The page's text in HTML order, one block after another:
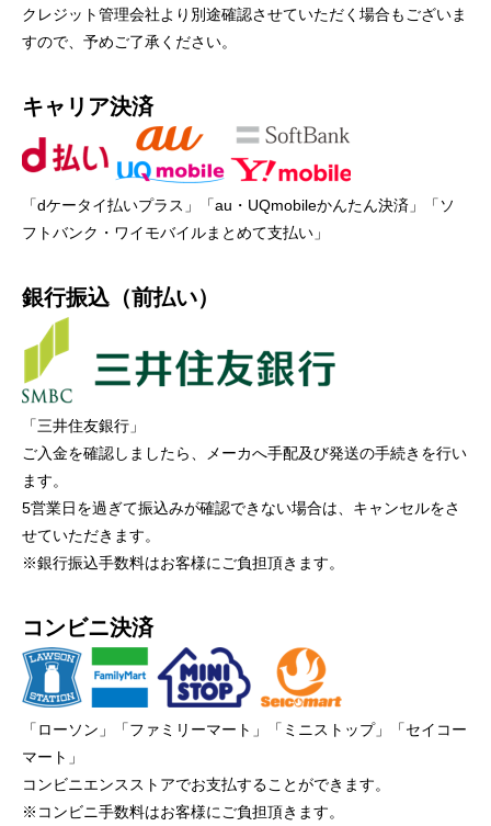
クレジット管理会社より別途確認させていただく場合もございま
すので、予めご了承ください。
キャリア決済
「dケータイ払いプラス」「au・UQmobileかんたん決済」「ソ
フトバンク・ワイモバイルまとめて支払い」
銀行振込（前払い）
「三井住友銀行」
ご入金を確認しましたら、メーカへ手配及び発送の手続きを行い
ます。
5営業日を過ぎて振込みが確認できない場合は、キャンセルをさ
せていただきます。
※銀行振込手数料はお客様にご負担頂きます。
コンビニ決済
「ローソン」「ファミリーマート」「ミニストップ」「セイコー
マート」
コンビニエンスストアでお支払することができます。
※コンビニ手数料はお客様にご負担頂きます。